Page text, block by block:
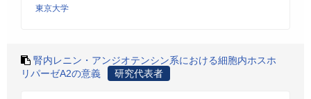
東京大学
腎内レニン・アンジオテンシン系における細胞内ホスホ
リパーゼA2の意義
研究代表者